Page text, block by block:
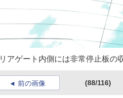
リアゲート内側には非常停止板の
前の画像 (88/116)